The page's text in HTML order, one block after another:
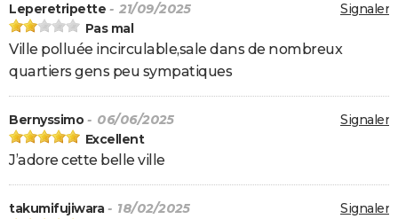
Signaler
Leperetripette - 21/09/2025
Pas mal
Ville polluée incirculable,sale dans de nombreux
quartiers gens peu sympatiques
Signaler
Bernyssimo - 06/06/2025
Excellent
J’adore cette belle ville
Signaler
takumifujiwara - 18/02/2025